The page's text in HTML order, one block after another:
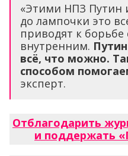
«Этими НПЗ Путин
до лампочки это
приводят к борьбе
внутренним.
всё, что можно.
способом
эксперт.
Отблагодарить
и поддержать